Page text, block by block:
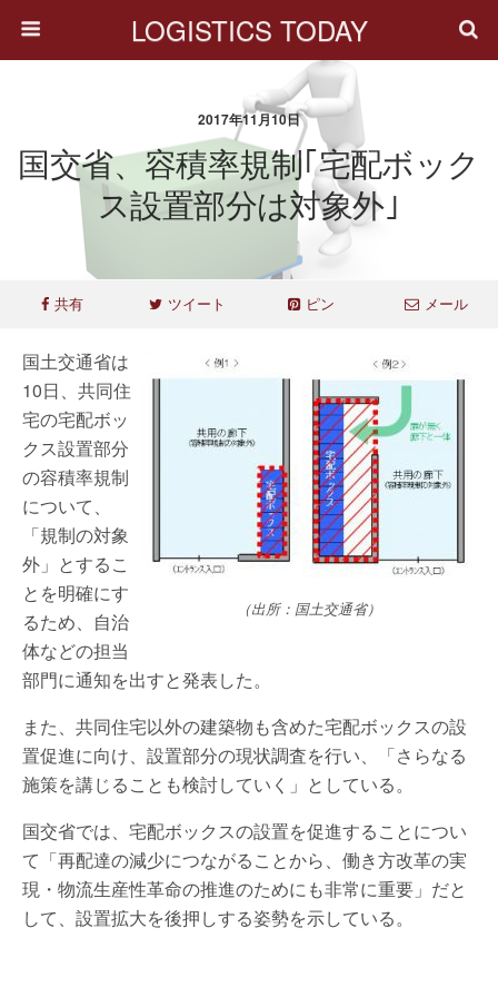
LOGISTICS TODAY
2017年11月10日
国交省、容積率規制｢宅配ボック
ス設置部分は対象外｣
共有 ツイート ピン メール
（出所：国土交通省）
国土交通省は
10日、共同住
宅の宅配ボッ
クス設置部分
の容積率規制
について、
「規制の対象
外」とするこ
とを明確にす
るため、自治
体などの担当
部門に通知を出すと発表した。
また、共同住宅以外の建築物も含めた宅配ボックスの設
置促進に向け、設置部分の現状調査を行い、「さらなる
施策を講じることも検討していく」としている。
国交省では、宅配ボックスの設置を促進することについ
て「再配達の減少につながることから、働き方改革の実
現・物流生産性革命の推進のためにも非常に重要」だと
して、設置拡大を後押しする姿勢を示している。